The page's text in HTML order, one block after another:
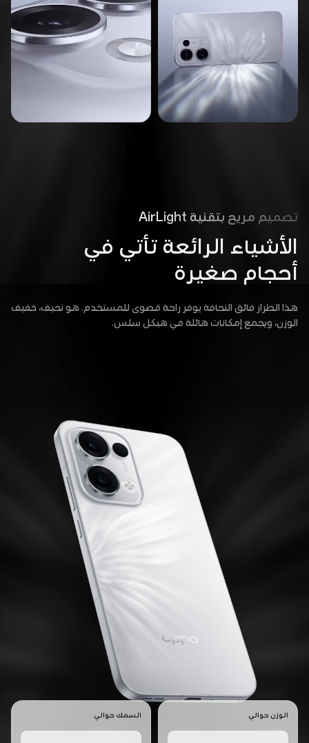
تصميم مريح بتقنية AirLight
الأشياء الرائعة تأتي في
أحجام صغيرة
هذا الطراز فائق النحافة يوفر راحة قصوى للمستخدم. هو نحيف، خفيف
الوزن، ويجمع إمكانات هائلة في هيكل سلس.
الوزن حوالي السمك حوالي